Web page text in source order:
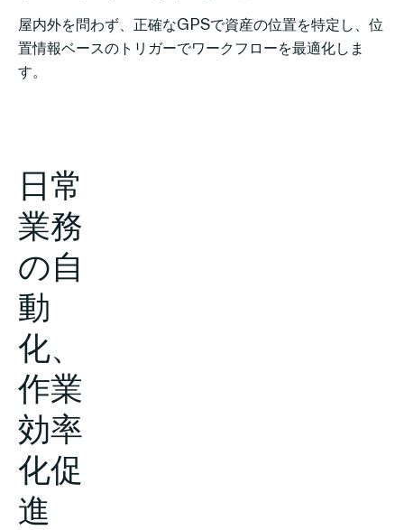
屋内外を問わず、正確なGPSで資産の位置を特定し、位
置情報ベースのトリガーでワークフローを最適化しま
す。
日常
業務
の自
動
化、
作業
効率
化促
進